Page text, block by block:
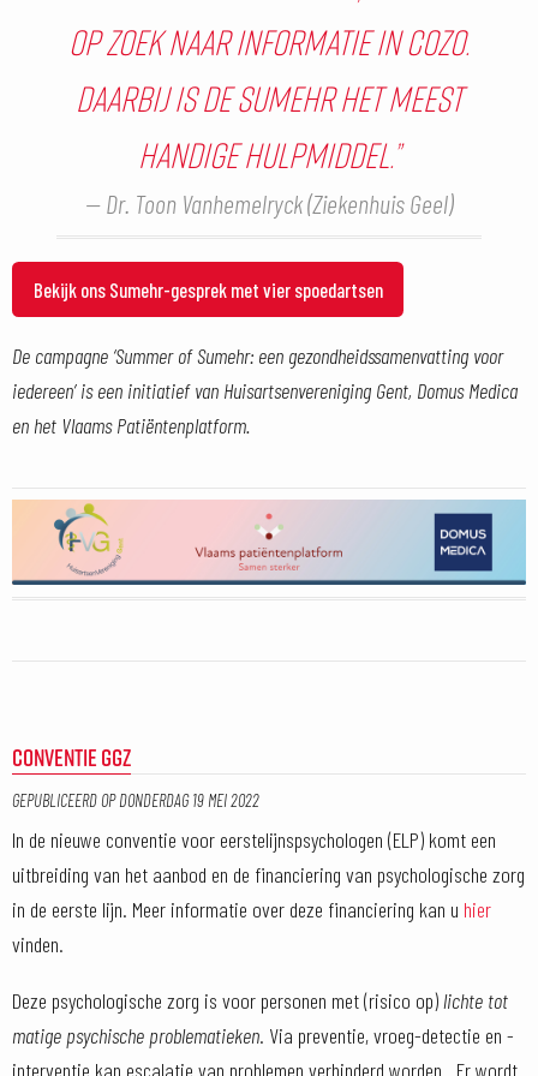
op zoek naar informatie in CoZo.
Daarbij is de Sumehr het meest
handige hulpmiddel.”
Dr. Toon Vanhemelryck (Ziekenhuis Geel)
Bekijk ons Sumehr-gesprek met vier spoedartsen
De campagne ‘Summer of Sumehr: een gezondheidssamenvatting voor
iedereen’ is een initiatief van Huisartsenvereniging Gent, Domus Medica
en het Vlaams Patiëntenplatform.
CONVENTIE GGZ
GEPUBLICEERD OPDONDERDAG 19 MEI 2022
In de nieuwe conventie voor eerstelijnspsychologen (ELP) komt een
uitbreiding van het aanbod en de financiering van psychologische zorg
in de eerste lijn. Meer informatie over deze financiering kan u hier
vinden.
Deze psychologische zorg is voor personen met (risico op) lichte tot
matige psychische problematieken. Via preventie, vroeg-detectie en -
interventie kan escalatie van problemen verhinderd worden.. Er wordt